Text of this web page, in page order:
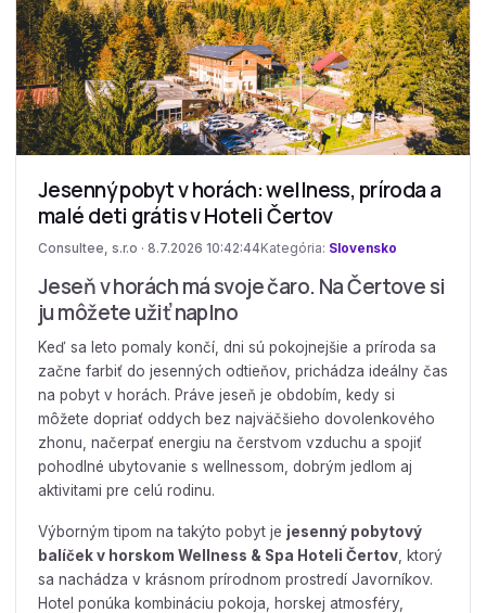
Jesenný pobyt v horách: wellness, príroda a
malé deti grátis v Hoteli Čertov
Consultee, s.r.o · 8.7.2026 10:42:44 Kategória: Slovensko
Jeseň v horách má svoje čaro. Na Čertove si
ju môžete užiť naplno
Keď sa leto pomaly končí, dni sú pokojnejšie a príroda sa
začne farbiť do jesenných odtieňov, prichádza ideálny čas
na pobyt v horách. Práve jeseň je obdobím, kedy si
môžete dopriať oddych bez najväčšieho dovolenkového
zhonu, načerpať energiu na čerstvom vzduchu a spojiť
pohodlné ubytovanie s wellnessom, dobrým jedlom aj
aktivitami pre celú rodinu.
Výborným tipom na takýto pobyt je jesenný pobytový
balíček v horskom Wellness & Spa Hoteli Čertov , ktorý
sa nachádza v krásnom prírodnom prostredí Javorníkov.
Hotel ponúka kombináciu pokoja, horskej atmosféry,